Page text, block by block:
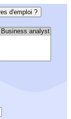
d'emploi ?